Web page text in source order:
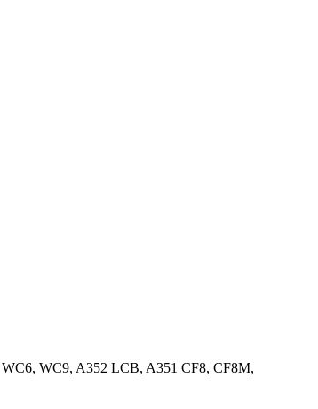
WC6, WC9, A352 LCB, A351 CF8, CF8M,